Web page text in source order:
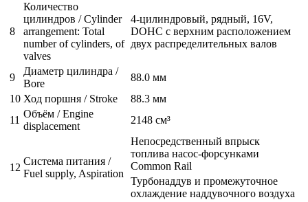
8
Количество
цилиндров / Cylinder
arrangement: Total
number of cylinders, of
valves
4-цилиндровый, рядный, 16V,
DOHC с верхним расположением
двух распределительных валов
9
Диаметр цилиндра /
Bore
88.0 мм
10 Ход поршня / Stroke
88.3 мм
11
Объём / Engine
displacement
2148 см³
12
Система питания /
Fuel supply, Aspiration
Непосредственный впрыск
топлива насос-форсунками
Common Rail
Турбонаддув и промежуточное
охлаждение наддувочного воздуха